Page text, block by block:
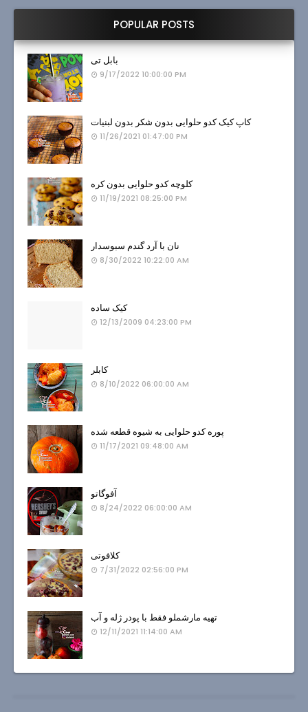
POPULAR POSTS
بابل تی
9/17/2022 10:00:00 PM
کاپ کیک کدو حلوایی بدون شکر بدون لبنیات
11/26/2021 01:47:00 PM
کلوچه کدو حلوایی بدون کره
11/19/2021 08:25:00 PM
نان با آرد گندم سبوسدار
8/30/2022 10:22:00 AM
کیک ساده
12/13/2009 04:23:00 PM
کابلر
8/10/2022 06:00:00 AM
پوره کدو حلوایی به شیوه قطعه شده
11/17/2021 09:48:00 AM
آفوگاتو
8/24/2022 06:00:00 AM
کلافوتی
7/31/2022 02:56:00 PM
تهیه مارشملو فقط با پودر ژله و آب
12/11/2021 11:14:00 AM